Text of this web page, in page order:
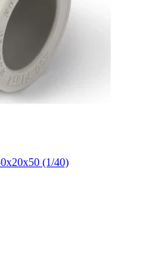
(1/40)